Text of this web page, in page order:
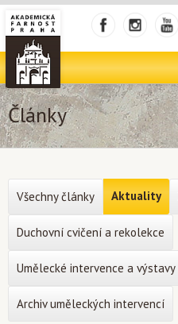
Články
Všechny články Aktuality
Duchovní cvičení a rekolekce
Umělecké intervence a výstavy
Archiv uměleckých intervencí